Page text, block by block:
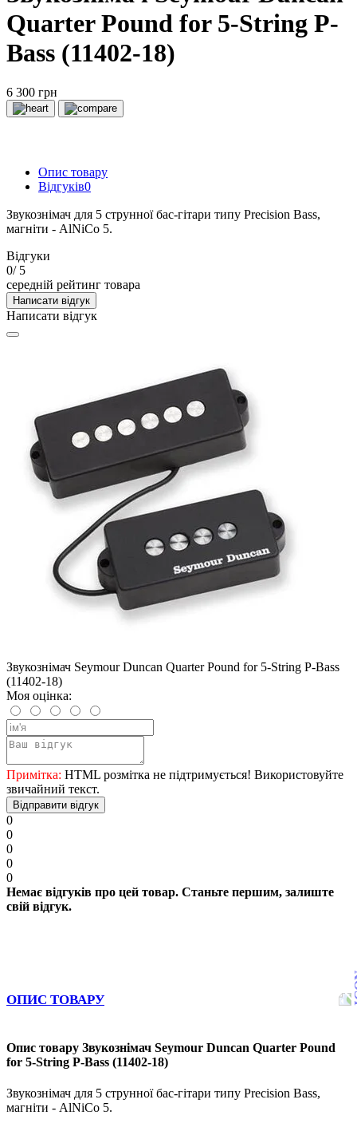
Quarter Pound for 5-String P-
Bass (11402-18)
6 300 грн
Опис товару
Відгуків0
Звукознімач для 5 струнної бас-гітари типу Precision Bass,
магніти - AlNiCo 5.
Відгуки
0/ 5
середній рейтинг товара
Написати відгук
Написати відгук
Звукознімач Seymour Duncan Quarter Pound for 5-String P-Bass
(11402-18)
Моя оцінка:
Примітка: HTML розмітка не підтримується! Використовуйте
звичайний текст.
Відправити відгук
0
0
0
0
0
Немає відгуків про цей товар. Станьте першим, залиште
свій відгук.
ОПИС ТОВАРУ
Опис товару Звукознімач Seymour Duncan Quarter Pound
for 5-String P-Bass (11402-18)
Звукознімач для 5 струнної бас-гітари типу Precision Bass,
магніти - AlNiCo 5.